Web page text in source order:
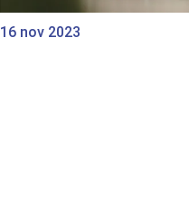
16 nov 2023